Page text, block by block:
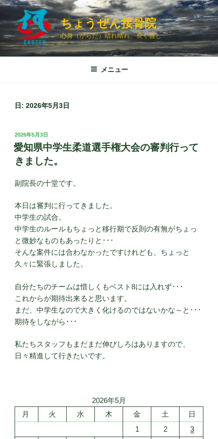
コ
ン
ツ
ちょうぜん接骨院
心身（からだ）晴れ晴れ、長く善し
メニュー
日: 2026年5月3日
投
稿
日:
2026年5月3日
愛知県中学生柔道選手権大会の審判行って
きました。
副院長の十堂です。
本日は審判に行ってきました。
中学生の試合。
中学生のルールもちょっと移行期で反則の有無がちょっ
と微妙なものもあったりと･･･
そんな案件には合わなかったですけれども、ちょっと
久々に緊張しました。
自分たちのチームは惜しくもベスト8には入れず･･･
これからが期待出来ると思います。
まだ、中学生なので大きく化けるのではないかな～と･･･
期待をしながら･･･
私たちスタッフもまだまだ伸びしろはありますので、
日々精進して行きたいです。
2026年5月
月
火 水 木 金 土
日
1
2
3